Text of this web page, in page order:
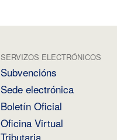
SERVIZOS ELECTRÓNICOS
Subvencións
Sede electrónica
Boletín Oficial
Oficina Virtual
Tributaria